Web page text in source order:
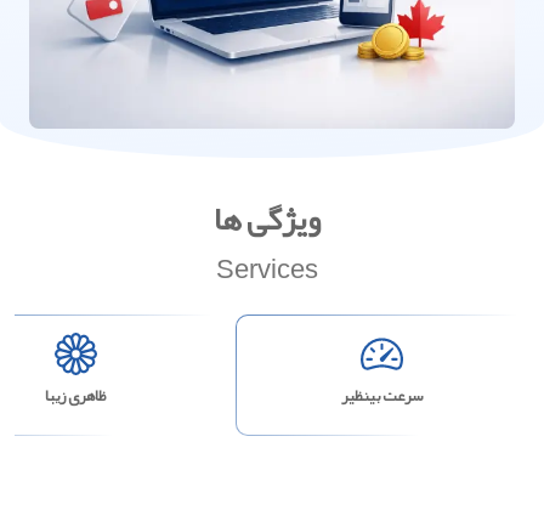
ویژگی ها
Services
سرعت بینظیر ظاهری زیبا